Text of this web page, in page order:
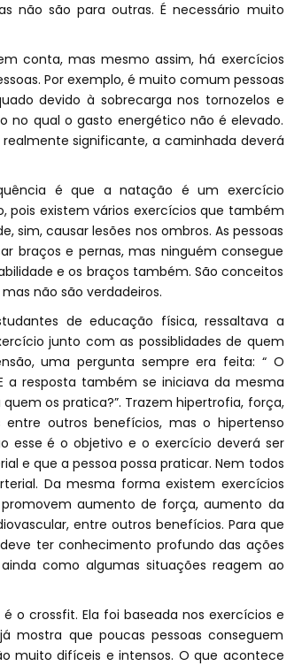
não são para outras. É necessário muito
conta, mas mesmo assim, há exercícios
Por exemplo, é muito comum pessoas
devido à sobrecarga nos tornozelos e
no qual o gasto energético não é elevado.
significante, a caminhada deverá
é que a natação é um exercício
pois existem vários exercícios que também
sim, causar lesões nos ombros. As pessoas
braços e pernas, mas ninguém consegue
e os braços também. São conceitos
não são verdadeiros.
de educação física, ressaltava a
junto com as possiblidades de quem
uma pergunta sempre era feita: “ O
a resposta também se iniciava da mesma
os pratica?”. Trazem hipertrofia, força,
outros benefícios, mas o hipertenso
esse é o objetivo e o exercício deverá ser
e que a pessoa possa praticar. Nem todos
Da mesma forma existem exercícios
aumento de força, aumento da
entre outros benefícios. Para que
ter conhecimento profundo das ações
como algumas situações reagem ao
o crossfit. Ela foi baseada nos exercícios e
mostra que poucas pessoas conseguem
muito difíceis e intensos. O que acontece